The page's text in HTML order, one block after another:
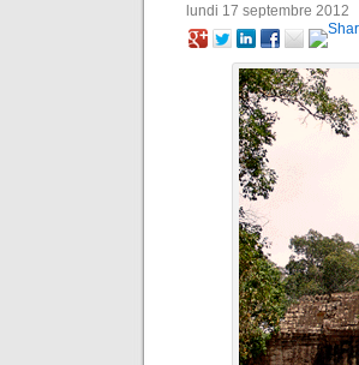
lundi 17 septembre 2012